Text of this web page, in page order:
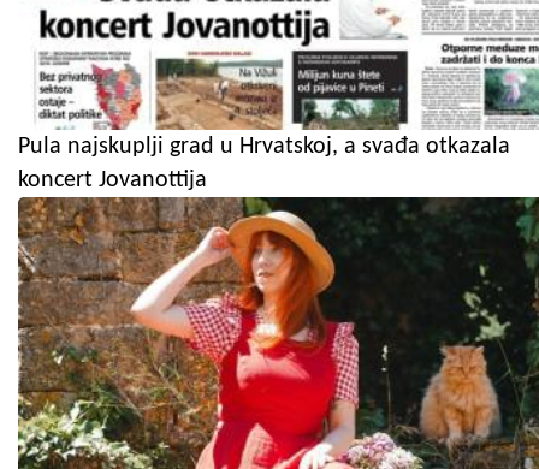
Pula najskuplji grad u Hrvatskoj, a svađa otkazala
koncert Jovanottija